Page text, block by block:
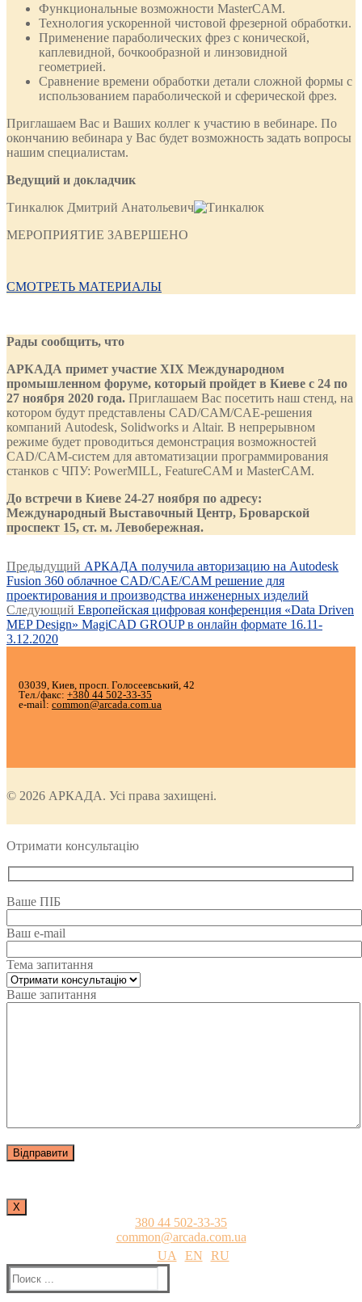
Функциональные возможности MasterCAM.
Технология ускоренной чистовой фрезерной обработки.
Применение параболических фрез с конической,
каплевидной, бочкообразной и линзовидной
геометрией.
Сравнение времени обработки детали сложной формы с
использованием параболической и сферической фрез.
Приглашаем Вас и Ваших коллег к участию в вебинаре. По
окончанию вебинара у Вас будет возможность задать вопросы
нашим специалистам.
Ведущий и докладчик
Тинкалюк Дмитрий Анатольевич
МЕРОПРИЯТИЕ ЗАВЕРШЕНО
СМОТРЕТЬ МАТЕРИАЛЫ
Рады сообщить, что
АРКАДА примет участие XIX Международном
промышленном форуме, который пройдет в Киеве с 24 по
27 ноября 2020 года. Приглашаем Вас посетить наш стенд, на
котором будут представлены CAD/CAM/CAE-решения
компаний Autodesk, Solidworks и Altair. В непрерывном
режиме будет проводиться демонстрация возможностей
CAD/CAM-систем для автоматизации программирования
станков с ЧПУ: PowerMILL, FeatureCAM и MasterCAM.
До встречи в Киеве 24-27 ноября по адресу:
Международный Выставочный Центр, Броварской
проспект 15, ст. м. Левобережная.
Навигация
по
записям
Предыдущий Предыдущая
запись:
АРКАДА получила авторизацию на Autodesk
Fusion 360 облачное CAD/CAE/CAM решение для
проектирования и производства инженерных изделий
Следующий Следующая
запись:
Европейская цифровая конференция «Data Driven
MEP Design» MagiCAD GROUP в онлайн формате 16.11-
3.12.2020
03039, Киев, просп. Голосеевський, 42
Тел./факс: +380 44 502-33-35
e-mail: common@arcada.com.ua
© 2026 АРКАДА. Усі права захищені.
Отримати консультацію
Ваше ПІБ
Ваш e-mail
Тема запитання
Ваше запитання
Х
380 44 502-33-35
common@arcada.com.ua
UA
EN
RU
Найти: